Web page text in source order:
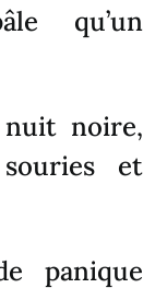
qu’un
nuit noire,
et
panique